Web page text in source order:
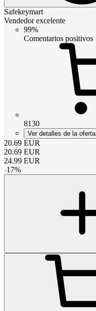
Safekeymart
Vendedor excelente
99%
Comentarios positivos
8130
Ver detalles de la oferta
20.69 EUR
20.69 EUR
24.99 EUR
-17%